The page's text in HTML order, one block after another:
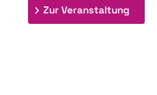
Zur Veranstaltung